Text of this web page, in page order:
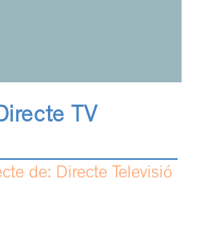
TV
de: Directe Televisió